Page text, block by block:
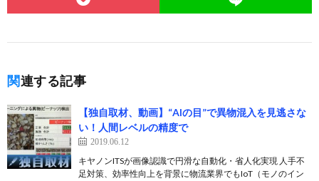
関連する記事
【独自取材、動画】“AIの目”で異物混入を見逃さな
い！人間レベルの精度で
2019.06.12
キヤノンITSが画像認識で円滑な自動化・省人化実現 人手不
足対策、効率性向上を背景に物流業界でもIoT（モノのイン